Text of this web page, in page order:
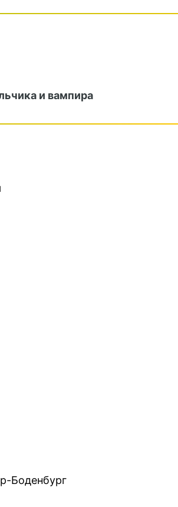
и вампира
Боденбург